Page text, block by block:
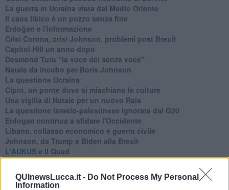
QUInewsLucca.it - Do Not Process My Personal
Information
La guerra in Ucraina vista dal Medio Oriente
​Il caos libico è un pozzo senza fine
Erdoğan e l'informazione
Crisi Corona, crisi Johnson, problemi post Brexit
Capitol Hill un anno dopo
Desmond Tutu "la voce dei senza voce"
Natale da incubo per Boris Johnson
La questione Ucraina
Cipro, un ponte dove si mischiano le culture
Una vigilia di Natale per un nuovo Rais
La questione israelo-palestinese ignorata dal G20
Erdogan continua a sfidare l'Occidente
Libano, collasso economico e guerra civile
Johnson, da Trump a Biden alla Brexit
L'AUKUS e il Quad
Biden, primo presidente USA non in guerra
Papa Bergoglio vedrà Viktor Orbán
Bennet, un giorno in attesa di Biden